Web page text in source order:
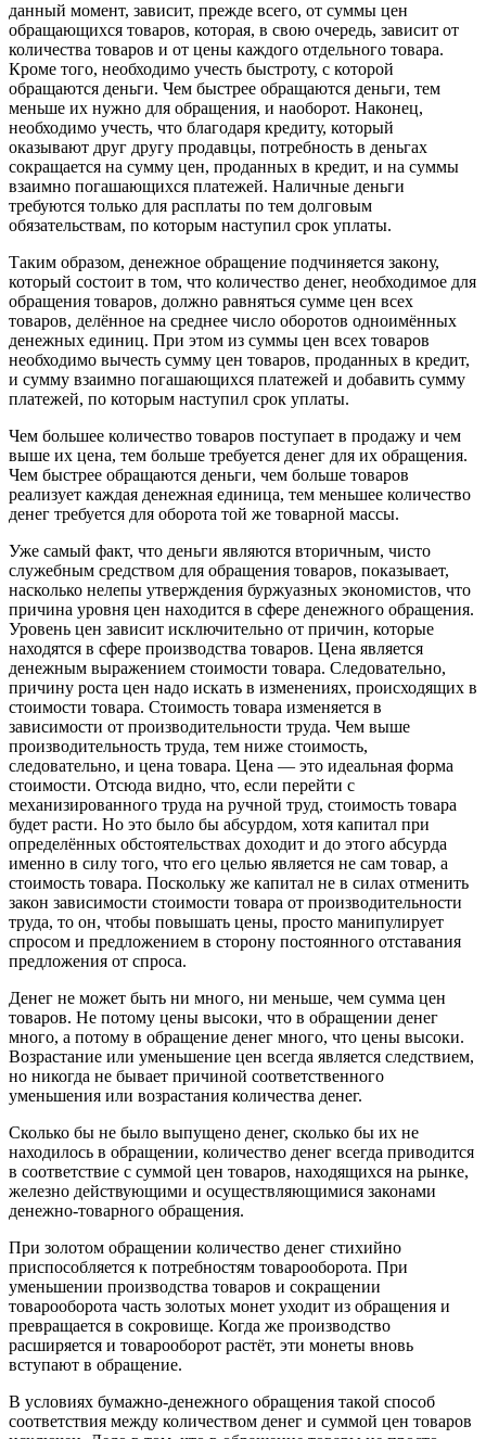
данный момент, зависит, прежде всего, от суммы цен
обращающихся товаров, которая, в свою очередь, зависит от
количества товаров и от цены каждого отдельного товара.
Кроме того, необходимо учесть быстроту, с которой
обращаются деньги. Чем быстрее обращаются деньги, тем
меньше их нужно для обращения, и наоборот. Наконец,
необходимо учесть, что благодаря кредиту, который
оказывают друг другу продавцы, потребность в деньгах
сокращается на сумму цен, проданных в кредит, и на суммы
взаимно погашающихся платежей. Наличные деньги
требуются только для расплаты по тем долговым
обязательствам, по которым наступил срок уплаты.
Таким образом, денежное обращение подчиняется закону,
который состоит в том, что количество денег, необходимое для
обращения товаров, должно равняться сумме цен всех
товаров, делённое на среднее число оборотов одноимённых
денежных единиц. При этом из суммы цен всех товаров
необходимо вычесть сумму цен товаров, проданных в кредит,
и сумму взаимно погашающихся платежей и добавить сумму
платежей, по которым наступил срок уплаты.
Чем большее количество товаров поступает в продажу и чем
выше их цена, тем больше требуется денег для их обращения.
Чем быстрее обращаются деньги, чем больше товаров
реализует каждая денежная единица, тем меньшее количество
денег требуется для оборота той же товарной массы.
Уже самый факт, что деньги являются вторичным, чисто
служебным средством для обращения товаров, показывает,
насколько нелепы утверждения буржуазных экономистов, что
причина уровня цен находится в сфере денежного обращения.
Уровень цен зависит исключительно от причин, которые
находятся в сфере производства товаров. Цена является
денежным выражением стоимости товара. Следовательно,
причину роста цен надо искать в изменениях, происходящих в
стоимости товара. Стоимость товара изменяется в
зависимости от производительности труда. Чем выше
производительность труда, тем ниже стоимость,
следовательно, и цена товара. Цена — это идеальная форма
стоимости. Отсюда видно, что, если перейти с
механизированного труда на ручной труд, стоимость товара
будет расти. Но это было бы абсурдом, хотя капитал при
определённых обстоятельствах доходит и до этого абсурда
именно в силу того, что его целью является не сам товар, а
стоимость товара. Поскольку же капитал не в силах отменить
закон зависимости стоимости товара от производительности
труда, то он, чтобы повышать цены, просто манипулирует
спросом и предложением в сторону постоянного отставания
предложения от спроса.
Денег не может быть ни много, ни меньше, чем сумма цен
товаров. Не потому цены высоки, что в обращении денег
много, а потому в обращение денег много, что цены высоки.
Возрастание или уменьшение цен всегда является следствием,
но никогда не бывает причиной соответственного
уменьшения или возрастания количества денег.
Сколько бы не было выпущено денег, сколько бы их не
находилось в обращении, количество денег всегда приводится
в соответствие с суммой цен товаров, находящихся на рынке,
железно действующими и осуществляющимися законами
денежно-товарного обращения.
При золотом обращении количество денег стихийно
приспособляется к потребностям товарооборота. При
уменьшении производства товаров и сокращении
товарооборота часть золотых монет уходит из обращения и
превращается в сокровище. Когда же производство
расширяется и товарооборот растёт, эти монеты вновь
вступают в обращение.
В условиях бумажно-денежного обращения такой способ
соответствия между количеством денег и суммой цен товаров